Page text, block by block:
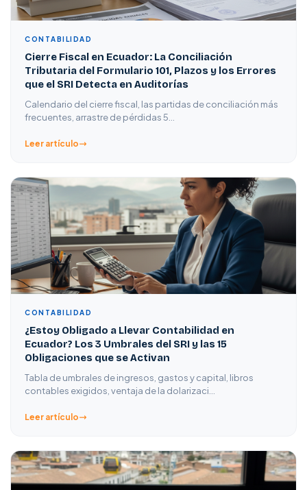
CONTABILIDAD
Cierre Fiscal en Ecuador: La Conciliación
Tributaria del Formulario 101, Plazos y los Errores
que el SRI Detecta en Auditorías
Calendario del cierre fiscal, las partidas de conciliación más
frecuentes, arrastre de pérdidas 5…
Leer artículo
CONTABILIDAD
¿Estoy Obligado a Llevar Contabilidad en
Ecuador? Los 3 Umbrales del SRI y las 15
Obligaciones que se Activan
Tabla de umbrales de ingresos, gastos y capital, libros
contables exigidos, ventaja de la dolarizaci…
Leer artículo